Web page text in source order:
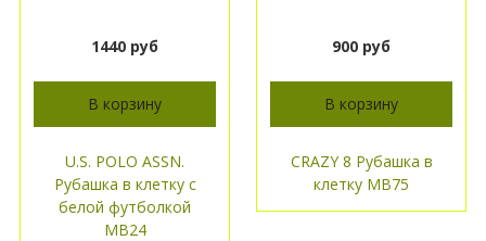
1440 руб
В корзину
U.S. POLO ASSN.
Рубашка в клетку с
белой футболкой
МВ24
900 руб
В корзину
CRAZY 8 Рубашка в
клетку МВ75